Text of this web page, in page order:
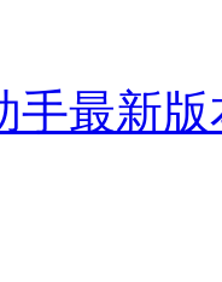
手最新版